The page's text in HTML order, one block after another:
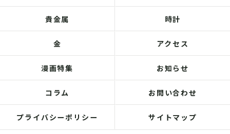
貴金属 時計
金 アクセス
漫画特集 お知らせ
コラム お問い合わせ
プライバシーポリシー サイトマップ